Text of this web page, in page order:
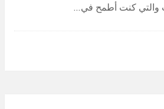
والتي كنت أطمح في…